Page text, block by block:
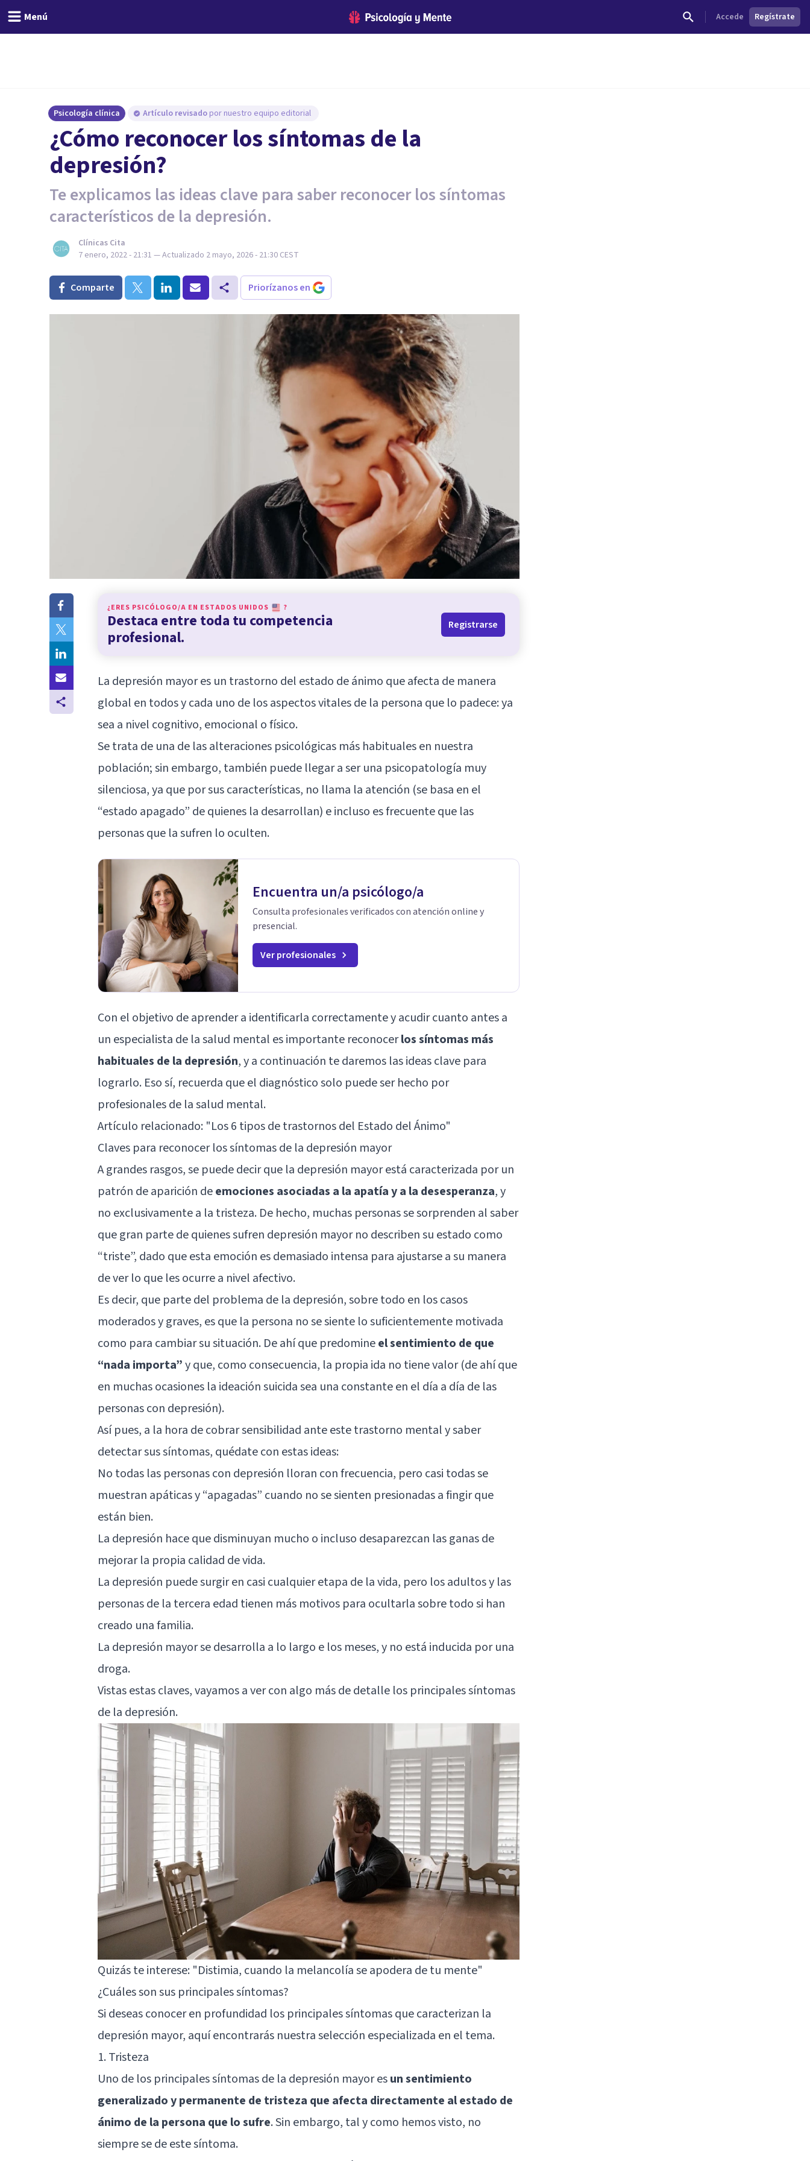
Menú Accede Regístrate
Psicología clínica Artículo revisado por nuestro equipo editorial
¿Cómo reconocer los síntomas de la
depresión?
Te explicamos las ideas clave para saber reconocer los síntomas
característicos de la depresión.
Clínicas Cita
7 enero, 2022 - 21:31 — Actualizado 2 mayo, 2026 - 21:30 CEST
Comparte Priorízanos en
¿ERES PSICÓLOGO/A EN ESTADOS UNIDOS ?
Destaca entre toda tu competencia
profesional.
Registrarse
La depresión mayor es un trastorno del estado de ánimo que afecta de manera
global en todos y cada uno de los aspectos vitales de la persona que lo padece: ya
sea a nivel cognitivo, emocional o físico.
Se trata de una de las alteraciones psicológicas más habituales en nuestra
población; sin embargo, también puede llegar a ser una psicopatología muy
silenciosa, ya que por sus características, no llama la atención (se basa en el
“estado apagado” de quienes la desarrollan) e incluso es frecuente que las
personas que la sufren lo oculten.
Encuentra un/a psicólogo/a
Consulta profesionales verificados con atención online y
presencial.
Ver profesionales
Con el objetivo de aprender a identificarla correctamente y acudir cuanto antes a
un especialista de la salud mental es importante reconocerlos síntomas más
habituales de la depresión, y a continuación te daremos las ideas clave para
lograrlo. Eso sí, recuerda que el diagnóstico solo puede ser hecho por
profesionales de la salud mental.
Artículo relacionado: "Los 6 tipos de trastornos del Estado del Ánimo"
Claves para reconocer los síntomas de la depresión mayor
A grandes rasgos, se puede decir que la depresión mayor está caracterizada por un
patrón de aparición deemociones asociadas a la apatía y a la desesperanza, y
no exclusivamente a la tristeza. De hecho, muchas personas se sorprenden al saber
que gran parte de quienes sufren depresión mayor no describen su estado como
“triste”, dado que esta emoción es demasiado intensa para ajustarse a su manera
de ver lo que les ocurre a nivel afectivo.
Es decir, que parte del problema de la depresión, sobre todo en los casos
moderados y graves, es que la persona no se siente lo suficientemente motivada
como para cambiar su situación. De ahí que predomineel sentimiento de que
“nada importa”y que, como consecuencia, la propia ida no tiene valor (de ahí que
en muchas ocasiones la ideación suicida sea una constante en el día a día de las
personas con depresión).
Así pues, a la hora de cobrar sensibilidad ante este trastorno mental y saber
detectar sus síntomas, quédate con estas ideas:
No todas las personas con depresión lloran con frecuencia, pero casi todas se
muestran apáticas y “apagadas” cuando no se sienten presionadas a fingir que
están bien.
La depresión hace que disminuyan mucho o incluso desaparezcan las ganas de
mejorar la propia calidad de vida.
La depresión puede surgir en casi cualquier etapa de la vida, pero los adultos y las
personas de la tercera edad tienen más motivos para ocultarla sobre todo si han
creado una familia.
La depresión mayor se desarrolla a lo largo e los meses, y no está inducida por una
droga.
Vistas estas claves, vayamos a ver con algo más de detalle los principales síntomas
de la depresión.
Quizás te interese: "Distimia, cuando la melancolía se apodera de tu mente"
¿Cuáles son sus principales síntomas?
Si deseas conocer en profundidad los principales síntomas que caracterizan la
depresión mayor, aquí encontrarás nuestra selección especializada en el tema.
1. Tristeza
Uno de los principales síntomas de la depresión mayor esun sentimiento
generalizado y permanente de tristeza que afecta directamente al estado de
ánimo de la persona que lo sufre. Sin embargo, tal y como hemos visto, no
siempre se de este síntoma.